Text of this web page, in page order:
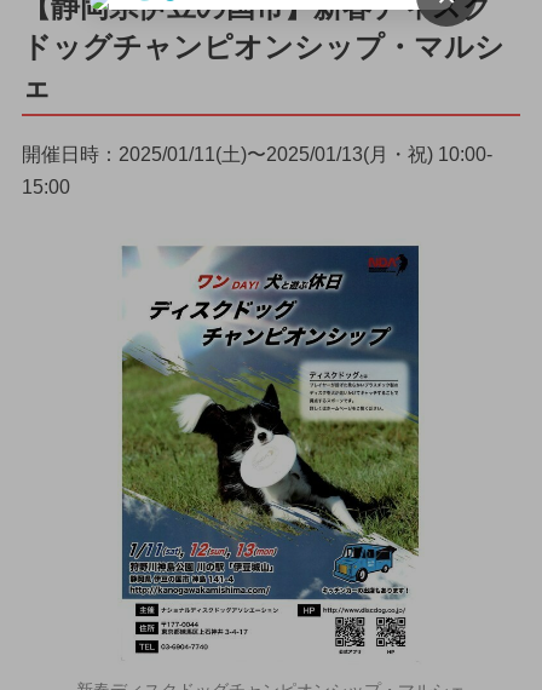
ドッグチャンピオンシップ・マルシ
ェ
開催日時：2025/01/11(土)〜2025/01/13(月・祝) 10:00-
15:00